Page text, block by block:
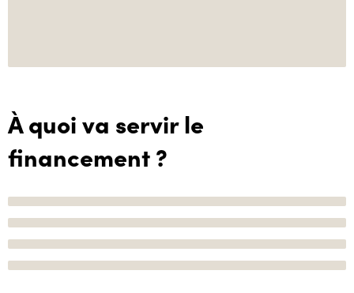
À quoi va servir le
financement ?